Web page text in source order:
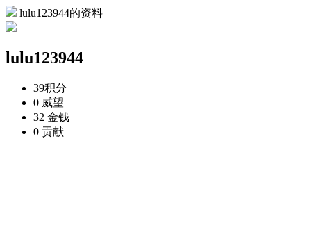
lulu123944的资料
lulu123944
39积分
0 威望
32 金钱
0 贡献